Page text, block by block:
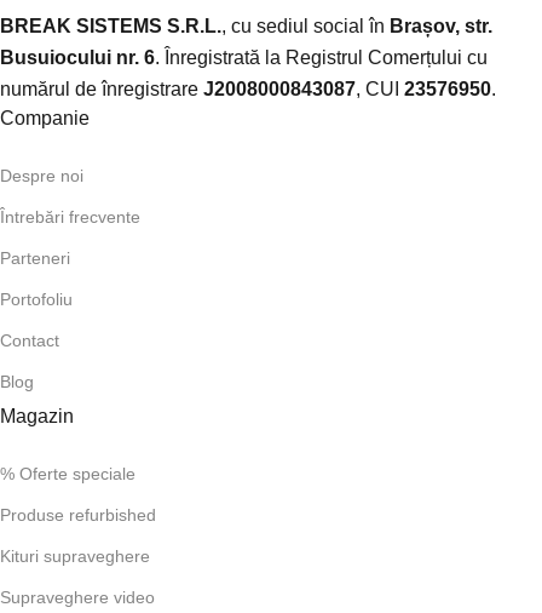
BREAK SISTEMS S.R.L., cu sediul social în Brașov, str.
Busuiocului nr. 6. Înregistrată la Registrul Comerțului cu
numărul de înregistrare J2008000843087, CUI 23576950.​
Companie
Despre noi
Întrebări frecvente
Parteneri
Portofoliu
Contact
Blog
Magazin
% Oferte speciale
Produse refurbished
Kituri supraveghere
Supraveghere video